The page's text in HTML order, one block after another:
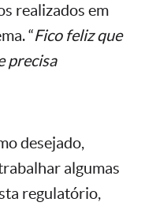
realizados em
“Fico feliz que
precisa
desejado,
algumas
regulatório,